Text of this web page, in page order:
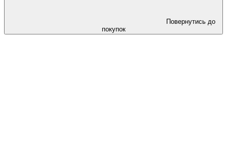
Повернутись до
покупок